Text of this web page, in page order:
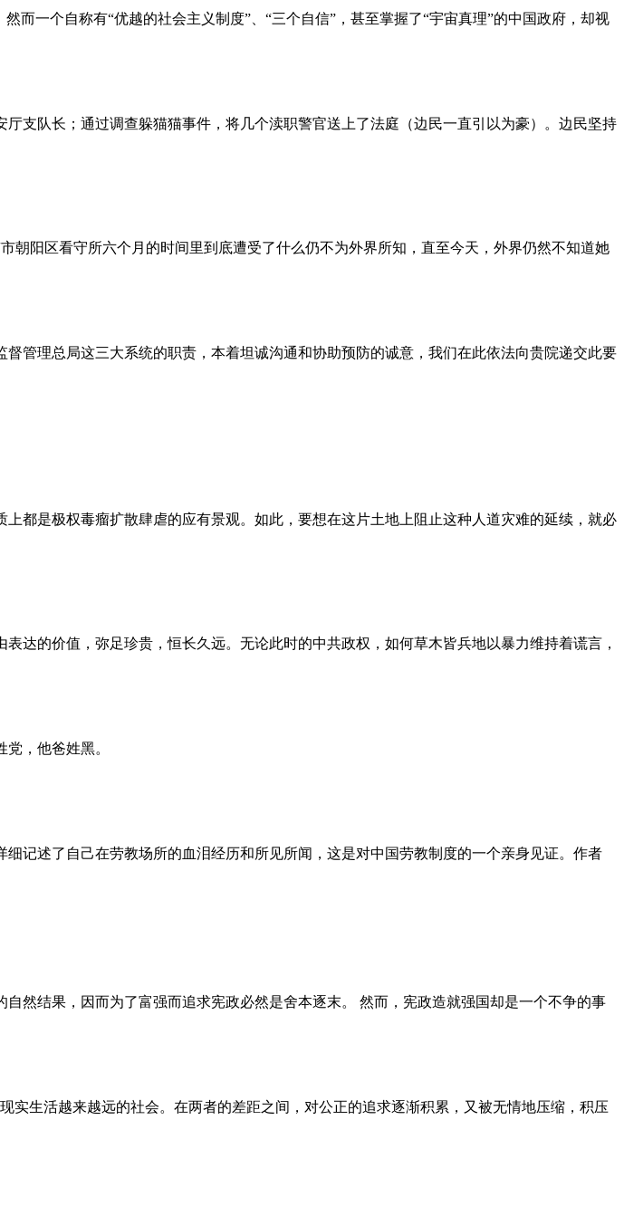
而一个自称有“优越的社会主义制度”、“三个自信”，甚至掌握了“宇宙真理”的中国政府，却视
支队长；通过调查躲猫猫事件，将几个渎职警官送上了法庭（边民一直引以为豪）。边民坚持
阳区看守所六个月的时间里到底遭受了什么仍不为外界所知，直至今天，外界仍然不知道她
管理总局这三大系统的职责，本着坦诚沟通和协助预防的诚意，我们在此依法向贵院递交此要
都是极权毒瘤扩散肆虐的应有景观。如此，要想在这片土地上阻止这种人道灾难的延续，就必
达的价值，弥足珍贵，恒长久远。无论此时的中共政权，如何草木皆兵地以暴力维持着谎言，
，他爸姓黑。
记述了自己在劳教场所的血泪经历和所见所闻，这是对中国劳教制度的一个亲身见证。作者
然结果，因而为了富强而追求宪政必然是舍本逐末。 然而，宪政造就强国却是一个不争的事
生活越来越远的社会。在两者的差距之间，对公正的追求逐渐积累，又被无情地压缩，积压